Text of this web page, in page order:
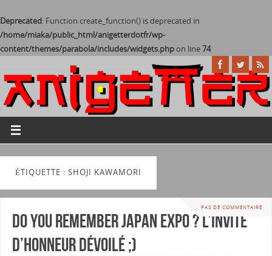
Deprecated: Function create_function() is deprecated in
/home/miaka/public_html/anigetterdotfr/wp-
content/themes/parabola/includes/widgets.phpon line74
ÉTIQUETTE : SHOJI KAWAMORI
PAS DE COMMENTAIRE
Do you remember Japan expo ? L’invité
d’honneur dévoilé ;)